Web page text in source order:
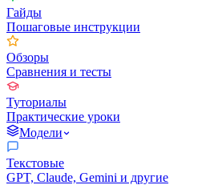
Гайды
Пошаговые инструкции
Обзоры
Сравнения и тесты
Туториалы
Практические уроки
Модели
Текстовые
GPT, Claude, Gemini и другие